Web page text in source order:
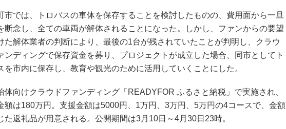
では、トロバスの車体を保存することを検討したものの、費用面から一旦
断念し、全ての車両が解体されることになった。しかし、ファンからの要望
た解体業者の判断により、最後の1台が残されていたことが判明し、クラウ
ンディングで保存資金を募り、プロジェクトが成立した場合、同市としてト
を市内に保存し、教育や観光のために活用していくことにした。
向けクラウドファンディング「READYFOR ふるさと納税」で実施され、
額は180万円。支援金額は5000円、1万円、3万円、5万円の4コースで、金額
た返礼品が用意される。公開期間は3月10日～4月30日23時。